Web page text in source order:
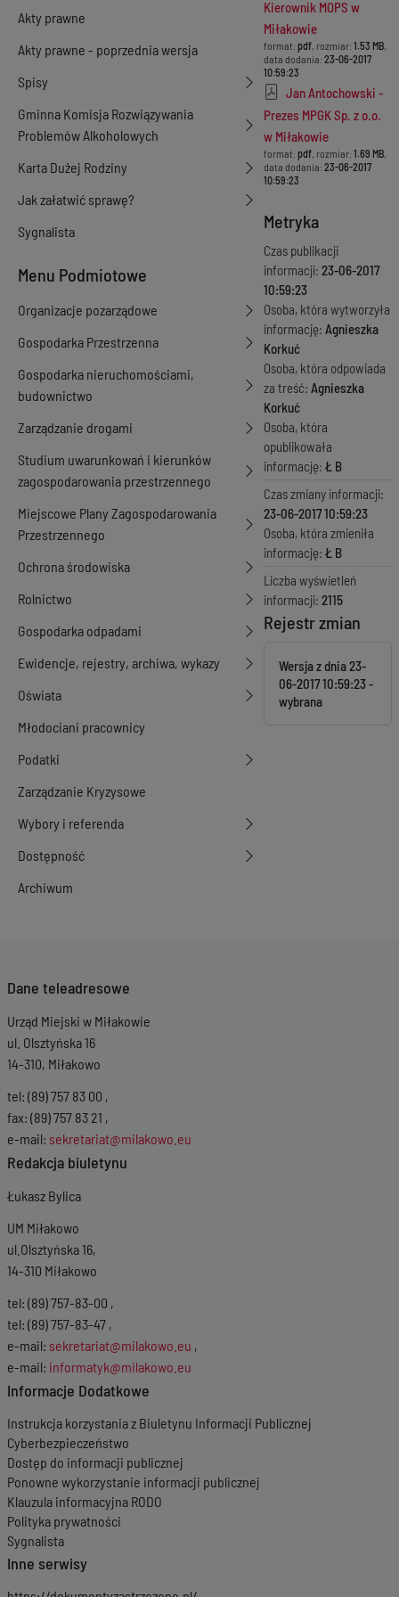
Akty prawne
Akty prawne - poprzednia wersja
Spisy
Gminna Komisja Rozwiązywania
Problemów Alkoholowych
Karta Dużej Rodziny
Jak załatwić sprawę?
Sygnalista
Menu Podmiotowe
Organizacje pozarządowe
Gospodarka Przestrzenna
Gospodarka nieruchomościami,
budownictwo
Zarządzanie drogami
Studium uwarunkowań i kierunków
zagospodarowania przestrzennego
Miejscowe Plany Zagospodarowania
Przestrzennego
Ochrona środowiska
Rolnictwo
Gospodarka odpadami
Ewidencje, rejestry, archiwa, wykazy
Oświata
Młodociani pracownicy
Podatki
Zarządzanie Kryzysowe
Wybory i referenda
Dostępność
Archiwum
Kierownik MOPS w
Miłakowie
format: pdf, rozmiar: 1.53 MB,
data dodania: 23-06-2017
10:59:23
Jan Antochowski -
Prezes MPGK Sp. z o.o.
w Miłakowie
format: pdf, rozmiar: 1.69 MB,
data dodania: 23-06-2017
10:59:23
Metryka
Czas publikacji
informacji: 23-06-2017
10:59:23
Osoba, która wytworzyła
informację: Agnieszka
Korkuć
Osoba, która odpowiada
za treść: Agnieszka
Korkuć
Osoba, która
opublikowała
informację: Ł B
Czas zmiany informacji:
23-06-2017 10:59:23
Osoba, która zmieniła
informację: Ł B
Liczba wyświetleń
informacji: 2115
Rejestr zmian
Wersja z dnia23-
06-2017 10:59:23
Dane teleadresowe
Urząd Miejski w Miłakowie
ul. Olsztyńska 16
14-310, Miłakowo
tel: (89) 757 83 00 ,
fax: (89) 757 83 21 ,
e-mail: sekretariat@milakowo.eu
Redakcja biuletynu
Łukasz Bylica
UM Miłakowo
ul.Olsztyńska 16,
14-310 Miłakowo
tel: (89) 757-83-00 ,
tel: (89) 757-83-47 ,
e-mail: sekretariat@milakowo.eu ,
e-mail: informatyk@milakowo.eu
Informacje Dodatkowe
Instrukcja korzystania z Biuletynu Informacji Publicznej
Cyberbezpieczeństwo
Dostęp do informacji publicznej
Ponowne wykorzystanie informacji publicznej
Klauzula informacyjna RODO
Polityka prywatności
Sygnalista
Inne serwisy